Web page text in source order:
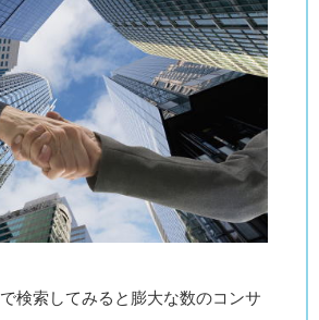
検索してみると膨大な数のコンサ